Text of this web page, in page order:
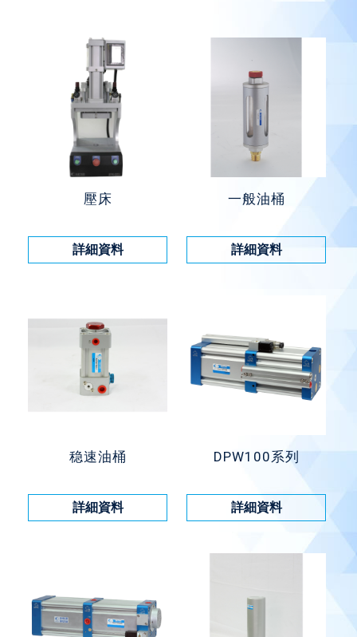
壓床
詳細資料
一般油桶
詳細資料
稳速油桶
詳細資料
DPW100系列
詳細資料